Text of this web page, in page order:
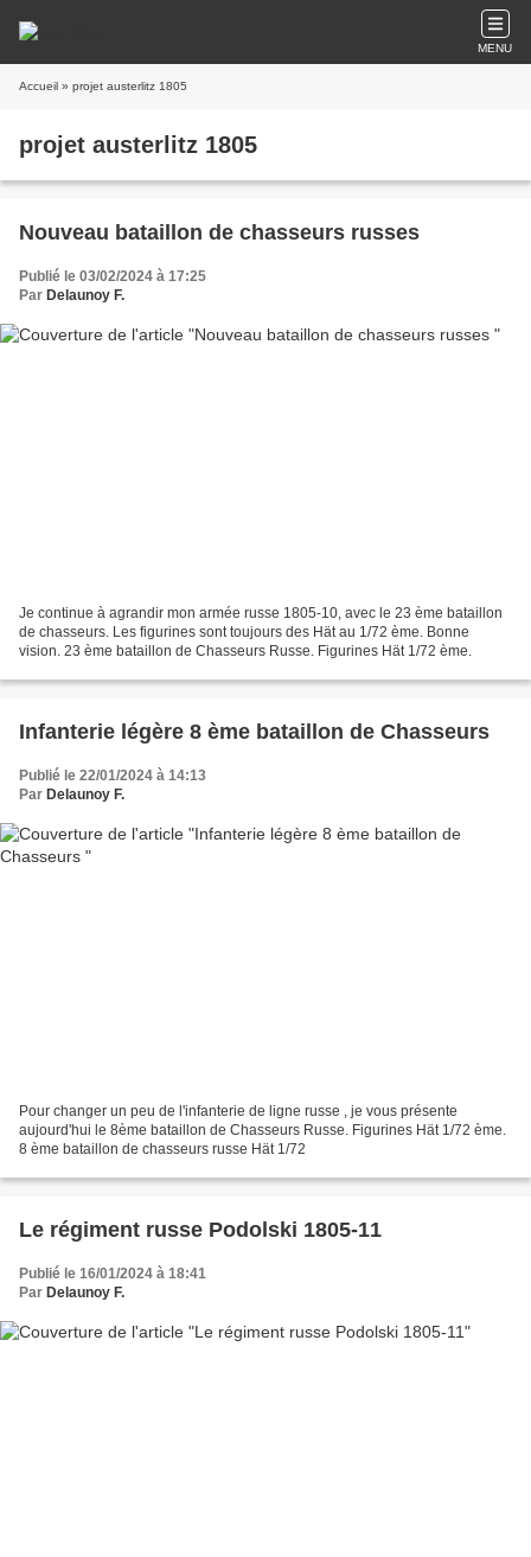
MENU
Accueil » projet austerlitz 1805
projet austerlitz 1805
Nouveau bataillon de chasseurs russes
Publié le 03/02/2024 à 17:25
Par Delaunoy F.
Je continue à agrandir mon armée russe 1805-10, avec le 23 ème bataillon
de chasseurs. Les figurines sont toujours des Hät au 1/72 ème. Bonne
vision. 23 ème bataillon de Chasseurs Russe. Figurines Hät 1/72 ème.
Infanterie légère 8 ème bataillon de Chasseurs
Publié le 22/01/2024 à 14:13
Par Delaunoy F.
Pour changer un peu de l'infanterie de ligne russe , je vous présente
aujourd'hui le 8ème bataillon de Chasseurs Russe. Figurines Hät 1/72 ème.
8 ème bataillon de chasseurs russe Hät 1/72
Le régiment russe Podolski 1805-11
Publié le 16/01/2024 à 18:41
Par Delaunoy F.